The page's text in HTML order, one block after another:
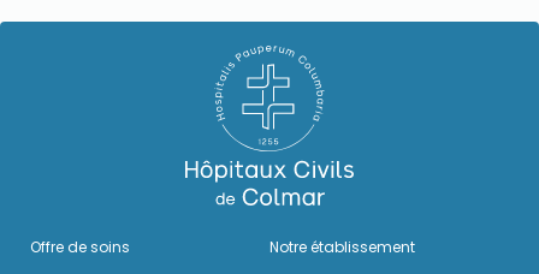
Offre de soins
Notre établissement